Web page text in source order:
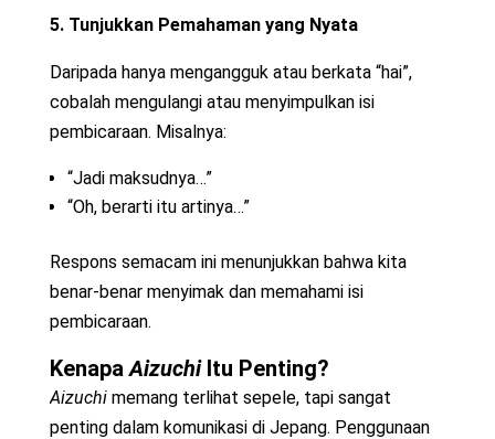
5. Tunjukkan Pemahaman yang Nyata
Daripada hanya mengangguk atau berkata “hai”,
cobalah mengulangi atau menyimpulkan isi
pembicaraan. Misalnya:
“Jadi maksudnya…”
“Oh, berarti itu artinya…”
Respons semacam ini menunjukkan bahwa kita
benar-benar menyimak dan memahami isi
pembicaraan.
KenapaAizuchi Itu Penting?
Aizuchi memang terlihat sepele, tapi sangat
penting dalam komunikasi di Jepang. Penggunaan